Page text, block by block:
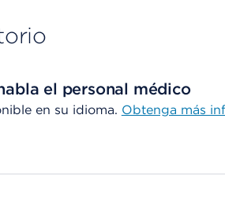
el personal médico
en su idioma. Obtenga más